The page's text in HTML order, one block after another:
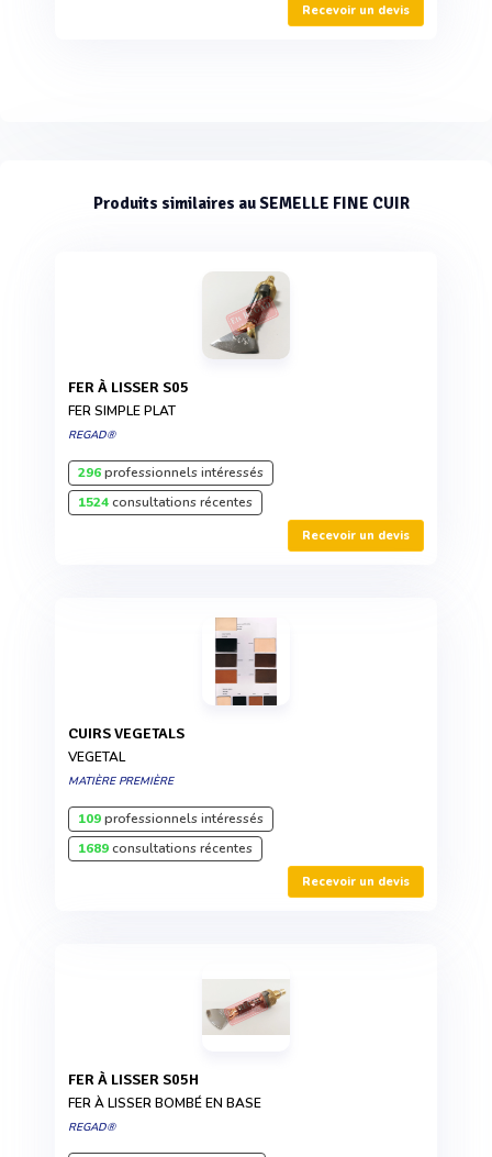
Recevoir un devis
Produits similaires au SEMELLE FINE CUIR
FER À LISSER S05
FER SIMPLE PLAT
REGAD®
296professionnels intéressés
1524consultations récentes
Recevoir un devis
CUIRS VEGETALS
VEGETAL
MATIÈRE PREMIÈRE
109professionnels intéressés
1689consultations récentes
Recevoir un devis
FER À LISSER S05H
FER À LISSER BOMBÉ EN BASE
REGAD®